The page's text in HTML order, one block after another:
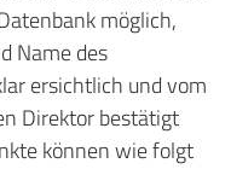
möglich,
Name des
ersichtlich und vom
Direktor bestätigt
können wie folgt